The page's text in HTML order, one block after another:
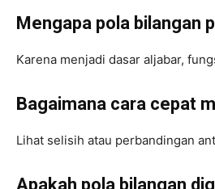
Mengapa pola bilangan
Karena menjadi dasar aljabar,
Bagaimana cara cepat
Lihat selisih atau perbandingan
Apakah pola bilangan